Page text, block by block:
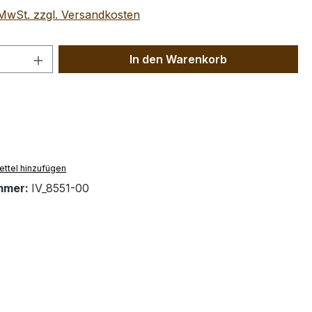
zzgl. Versandkosten
Anzahl: Gib den gewünschten Wert
In den Warenkorb
hinzufügen
IV_8551-00